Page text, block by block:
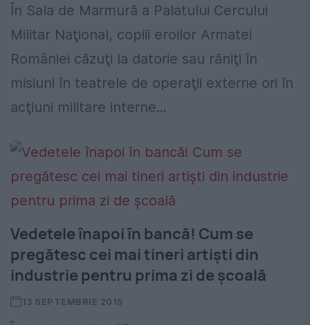
În Sala de Marmură a Palatului Cercului
Militar Naţional, copiii eroilor Armatei
României căzuţi la datorie sau răniţi în
misiuni în teatrele de operaţii externe ori în
acţiuni militare interne...
Vedetele înapoi în bancă! Cum se
pregătesc cei mai tineri artiști din
industrie pentru prima zi de școală
13 SEPTEMBRIE 2015